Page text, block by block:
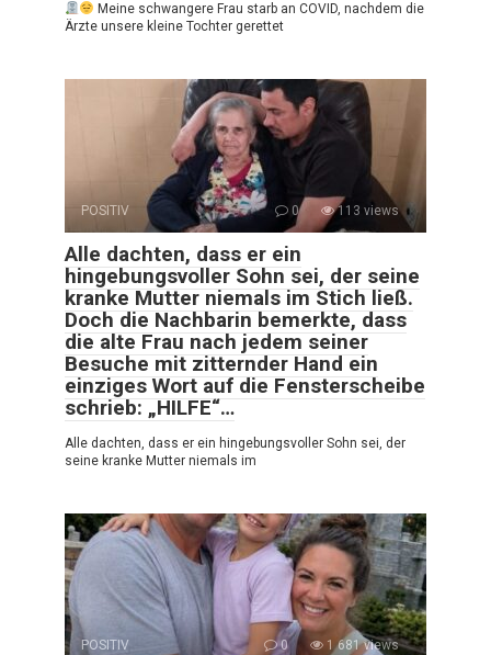
Meine schwangere Frau starb an COVID, nachdem die
Ärzte unsere kleine Tochter gerettet
POSITIV 0 113 views
Alle dachten, dass er ein
hingebungsvoller Sohn sei, der seine
kranke Mutter niemals im Stich ließ.
Doch die Nachbarin bemerkte, dass
die alte Frau nach jedem seiner
Besuche mit zitternder Hand ein
einziges Wort auf die Fensterscheibe
schrieb: „HILFE“…
Alle dachten, dass er ein hingebungsvoller Sohn sei, der
seine kranke Mutter niemals im
POSITIV 0 1 681 views